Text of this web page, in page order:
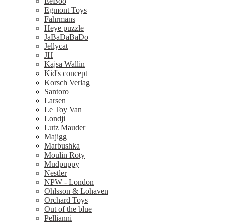
Egmont Toys
Fahrmans
Heye puzzle
JaBaDaBaDo
Jellycat
JH
Kajsa Wallin
Kid's concept
Korsch Verlag
Santoro
Larsen
Le Toy Van
Londji
Lutz Mauder
Majigg
Marbushka
Moulin Roty
Mudpuppy
Nestler
NPW - London
Ohlsson & Lohaven
Orchard Toys
Out of the blue
Pellianni